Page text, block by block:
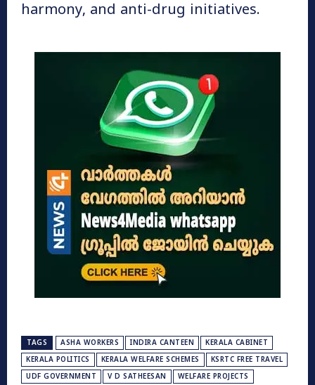
harmony, and anti-drug initiatives.
TAGS ASHA WORKERS INDIRA CANTEEN
KERALA CABINET
KERALA POLITICS
KERALA WELFARE SCHEMES
KSRTC FREE TRAVEL
UDF GOVERNMENT
V D SATHEESAN WELFARE PROJECTS